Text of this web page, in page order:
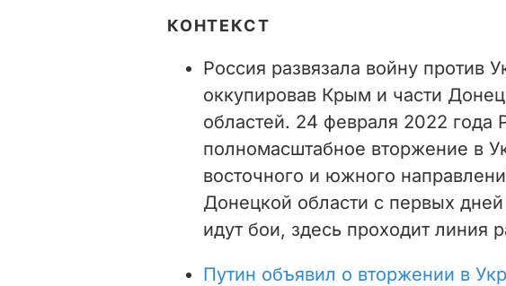
КОНТЕКСТ
Россия развязала войну против
оккупировав Крым и части
областей. 24 февраля 2022 года
полномасштабное вторжение в
восточного и южного
Донецкой области с первых
идут бои, здесь проходит линия
Путин объявил о вторжении в